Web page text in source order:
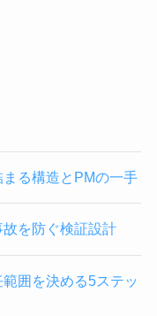
る構造とPMの一手
を防ぐ検証設計
囲を決める5ステッ